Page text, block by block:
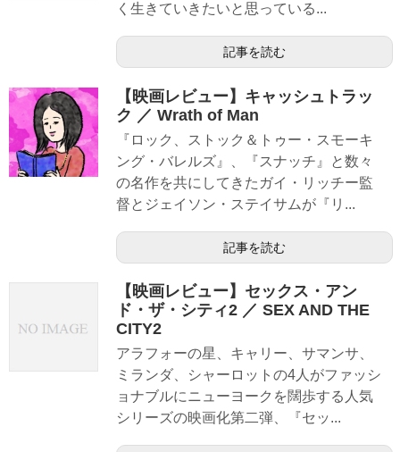
く生きていきたいと思っている...
記事を読む
【映画レビュー】キャッシュトラッ
ク ／ Wrath of Man
『ロック、ストック＆トゥー・スモーキ
ング・バレルズ』、『スナッチ』と数々
の名作を共にしてきたガイ・リッチー監
督とジェイソン・ステイサムが『リ...
記事を読む
【映画レビュー】セックス・アン
ド・ザ・シティ2 ／ SEX AND THE
CITY2
アラフォーの星、キャリー、サマンサ、
ミランダ、シャーロットの4人がファッシ
ョナブルにニューヨークを闊歩する人気
シリーズの映画化第二弾、『セッ...